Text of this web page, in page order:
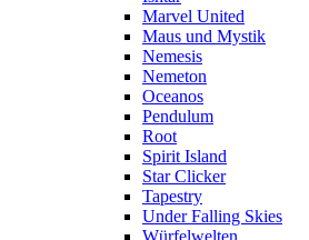
Marvel United
Maus und Mystik
Nemesis
Nemeton
Oceanos
Pendulum
Root
Spirit Island
Star Clicker
Tapestry
Under Falling Skies
Würfelwelten